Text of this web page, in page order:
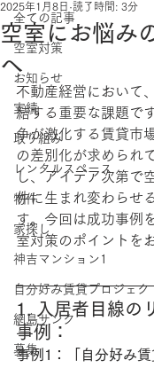
全ての記事
空室対策
お知らせ
実績
取り組み
レンタルスペース
物件
家探し
神吉マンション1
自分好み賃貸プロジェク
網島サンク
募集
空室にお悩み
へ
2025年1月8日 読了時間: 3分
不動産経営において
結する重要な課題で
争が激化する賃貸市
の差別化が求められ
し、アイデア次第で
件に生まれ変わらせ
す。今回は成功事例
室対策のポイントを
1. 入居者目線の
事例：
事例1：「自分好み賃